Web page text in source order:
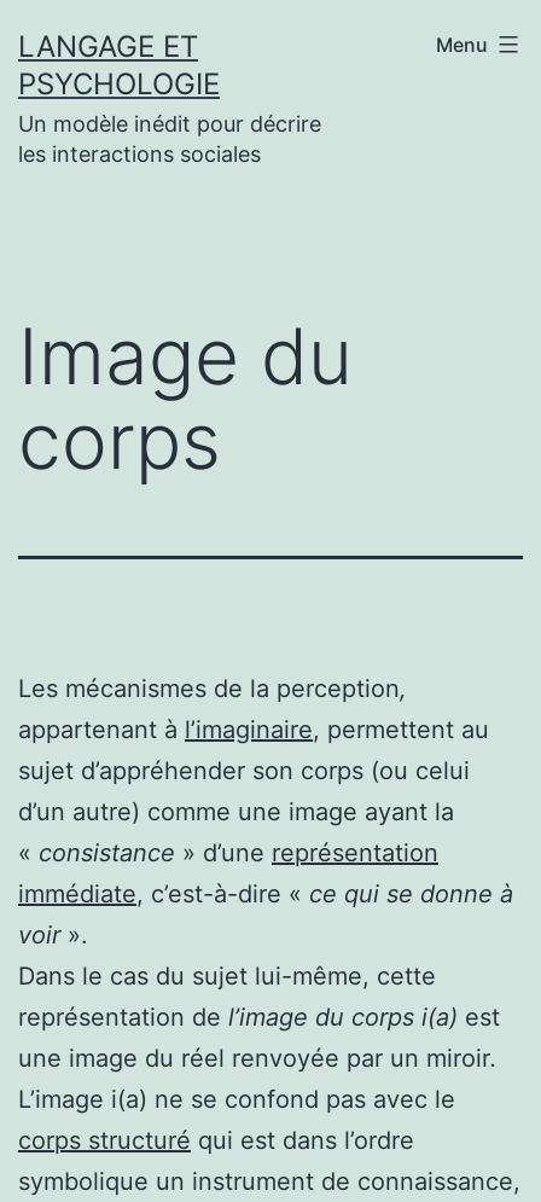
au
contenu
LANGAGE ET
PSYCHOLOGIE
Un modèle inédit pour décrire
les interactions sociales
Menu
Image du
corps
Les mécanismes de la perception,
appartenant à l’imaginaire, permettent au
sujet d’appréhender son corps (ou celui
d’un autre) comme une image ayant la
« consistance » d’une représentation
immédiate, c’est-à-dire « ce qui se donne à
voir».
Dans le cas du sujet lui-même, cette
représentation de l’image du corps i(a) est
une image du réel renvoyée par un miroir.
L’image i(a) ne se confond pas avec le
corps structuré qui est dans l’ordre
symbolique un instrument de connaissance,